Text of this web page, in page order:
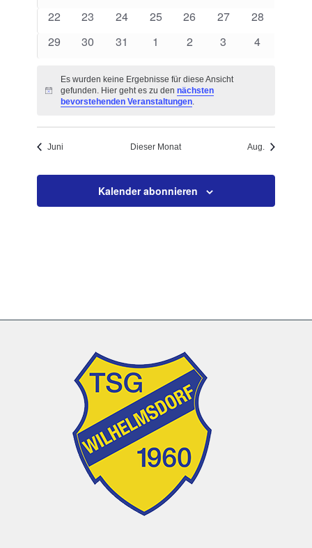
0
22
0
23
0
24
0
25
0
26
0
27
0
28
0
29
0
30
0
31
0
1
0
2
0
3
0
4
Hinweis
Es wurden keine Ergebnisse für diese Ansicht
gefunden. Hier geht es zu den nächsten
bevorstehenden Veranstaltungen.
Juni Dieser Monat Aug.
Kalender abonnieren